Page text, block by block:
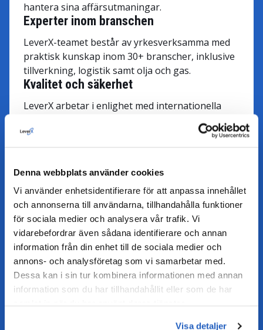
Denna webbplats använder cookies
Vi använder enhetsidentifierare för att anpassa innehållet
och annonserna till användarna, tillhandahålla funktioner
för sociala medier och analysera vår trafik. Vi
vidarebefordrar även sådana identifierare och annan
information från din enhet till de sociala medier och
annons- och analysföretag som vi samarbetar med.
Dessa kan i sin tur kombinera informationen med annan
information som du har tillhandahållit eller som de har
Visa detaljer
Experter inom branschen
LeverX-teamet består av yrkesverksamma med
praktisk kunskap inom 30+ branscher, inklusive
tillverkning, logistik samt olja och gas.
Kvalitet och säkerhet
LeverX arbetar i enlighet med internationella
standarder som ISO 9001, ISO 27001, ISO 22301
och ISO 55001, vilket säkerställer tillförlitlighet
hantera sina affärsutmaningar.
snabbt kan starta projekt, upprätthålla
transparens i processen och anpassa varje
utvecklingsfas för att uppfylla dina specifika
krav.
SAP R/3 till SAP S/4HANA migrationssteg